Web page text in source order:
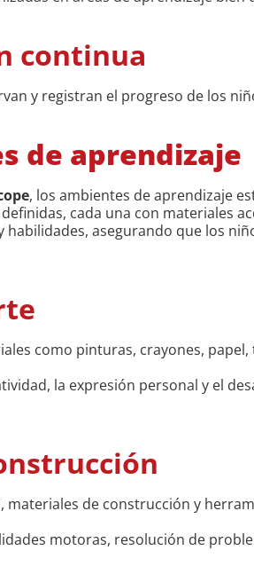
continua
y registran el progreso de los
de aprendizaje
, los ambientes de aprendizaje
cada una con materiales
habilidades, asegurando que los
como pinturas, crayones,
la expresión personal y el
materiales de construcción y
motoras, resolución de